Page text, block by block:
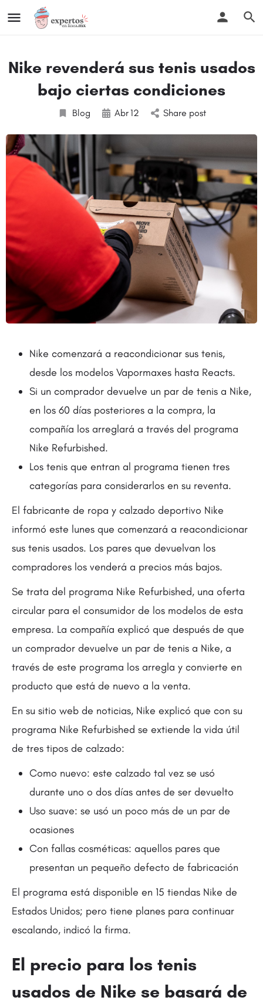
Nike revenderá sus tenis usados
bajo ciertas condiciones
Blog Abr12 Share post
Nike comenzará a reacondicionar sus tenis,
desde los modelos Vapormaxes hasta Reacts.
Si un comprador devuelve un par de tenis a Nike,
en los 60 días posteriores a la compra, la
compañía los arreglará a través del programa
Nike Refurbished.
Los tenis que entran al programa tienen tres
categorías para considerarlos en su reventa.
El fabricante de ropa y calzado deportivo Nike
informó este lunes que comenzará a reacondicionar
sus tenis usados. Los pares que devuelvan los
compradores los venderá a precios más bajos.
Se trata del programa Nike Refurbished, una oferta
circular para el consumidor de los modelos de esta
empresa. La compañía explicó que después de que
un comprador devuelve un par de tenis a Nike, a
través de este programa los arregla y convierte en
producto que está de nuevo a la venta.
En su sitio web de noticias, Nike explicó que con su
programa Nike Refurbished se extiende la vida útil
de tres tipos de calzado:
Como nuevo: este calzado tal vez se usó
durante uno o dos días antes de ser devuelto
Uso suave: se usó un poco más de un par de
ocasiones
Con fallas cosméticas: aquellos pares que
presentan un pequeño defecto de fabricación
El programa está disponible en 15 tiendas Nike de
Estados Unidos; pero tiene planes para continuar
escalando, indicó la firma.
El precio para los tenis
usados de Nike se basará de